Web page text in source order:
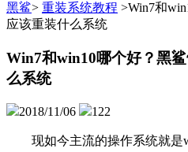
黑鲨> 重装系统教程 >Win7和
应该重装什么系统
Win7和win10哪个好？黑
么系统
2018/11/06 122
现如今主流的操作系统就是